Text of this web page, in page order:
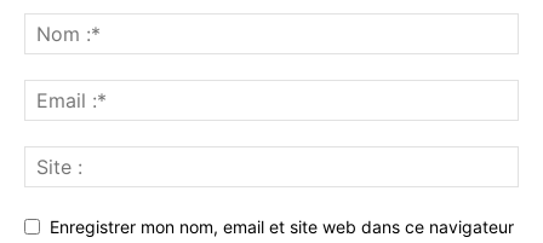
Enregistrer mon nom, email et site web dans ce navigateur